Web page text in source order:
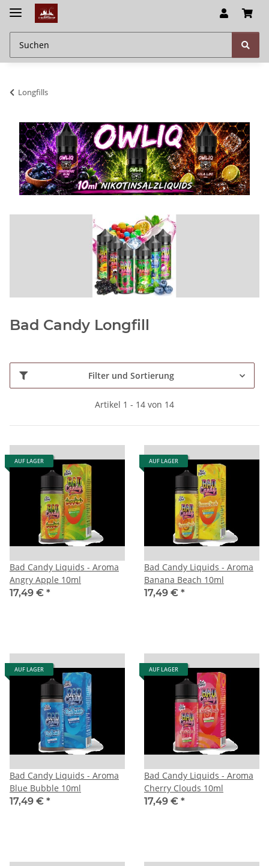
Longfills
Bad Candy Longfill
Filter und Sortierung
Artikel 1 - 14 von 14
AUF LAGER
Bad Candy Liquids - Aroma
Angry Apple 10ml
17,49 € *
AUF LAGER
Bad Candy Liquids - Aroma
Banana Beach 10ml
17,49 € *
AUF LAGER
Bad Candy Liquids - Aroma
Blue Bubble 10ml
17,49 € *
AUF LAGER
Bad Candy Liquids - Aroma
Cherry Clouds 10ml
17,49 € *